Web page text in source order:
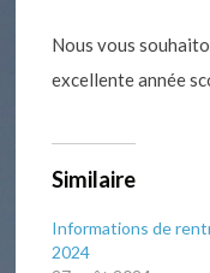
Nous vous
excellente année
Similaire
Informations de
2024